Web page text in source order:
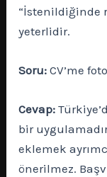
“İstenildiğinde
yeterlidir.
Soru: CV’me
Cevap:
bir
eklemek
önerilmez.